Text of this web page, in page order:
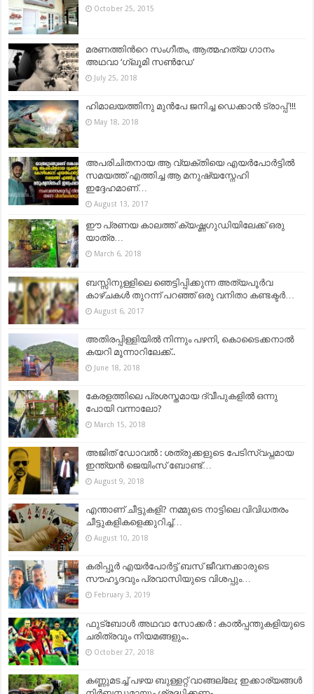
October 25, 2015
മരണത്തിന്‍റെ സംഗീതം, ആത്മഹത്യ ഗാനം
അഥവാ ‘ഗ്ലൂമി സൺഡേ’
July 25, 2018
ഹിമാലയത്തിനു മുൻപേ ജനിച്ച ഡെക്കാൻ ട്രാപ്പ് !!!
May 18, 2018
അപരിചിതനായ ആ വ്യക്തിയെ എയർപോർട്ടിൽ
സമയത്ത്‌ എത്തിച്ച ആ മനുഷ്യസ്നേഹി
ഇദ്ദേഹമാണ്…
August 13, 2017
ഈ പ്രണയ കാലത്ത് ക്യഷ്ണഗുഡിയിലേക്ക് ഒരു
യാത്ര…
March 6, 2018
ബസ്സിനുള്ളിലെ ഞെട്ടിപ്പിക്കുന്ന അത്യപൂർവ
കാഴ്ചകൾ തുറന്ന് പറഞ്ഞ് ഒരു വനിതാ കണ്ടക്ടർ…
August 6, 2017
അതിരപ്പിള്ളിയിൽ നിന്നും പഴനി, കൊടൈക്കനാൽ
കയറി മൂന്നാറിലേക്ക്..
June 18, 2018
കേരളത്തിലെ പ്രശസ്തമായ ദ്വീപുകളിൽ ഒന്നു
പോയി വന്നാലോ?
March 15, 2018
അജിത് ഡോവൽ : ശത്രുക്കളുടെ പേടിസ്വപ്നമായ
ഇന്ത്യൻ ജെയിംസ് ബോണ്ട്…
August 9, 2018
എന്താണ് ചീട്ടുകളി? നമ്മുടെ നാട്ടിലെ വിവിധതരം
ചീട്ടുകളികളെക്കുറിച്ച്…
August 10, 2018
കരിപ്പൂർ എയർപോർട്ട് ബസ് ജീവനക്കാരുടെ
സൗഹൃദവും പ്രവാസിയുടെ വിശപ്പും…
February 3, 2019
ഫുട്‍ബോൾ അഥവാ സോക്കർ : കാൽപ്പന്തുകളിയുടെ
ചരിത്രവും നിയമങ്ങളും..
October 27, 2018
കണ്ണുമടച്ച് പഴയ ബുള്ളറ്റ് വാങ്ങല്ലേ; ഇക്കാര്യങ്ങള്‍